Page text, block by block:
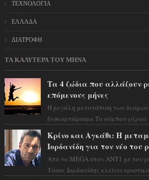
ΤΕΧΝΟΛΟΓΙΑ
ΕΛΛΑΔΑ
ΔΙΑΤΡΟΦΗ
ΤΑ ΚΑΛΥΤΕΡΑ ΤΟΥ ΜΗΝΑ
Τα 4 ζώδια που αλλάζουν
επόμενους μήνες
Η μεγάλη μετατόπιση των δεσμών
ξεσκαρτάρισμα Το σύμπαν ρίχνει
Κρίνο και Αγκάθι: Η
Ιορδανίδη για τον νέο του
Από το MEGA στον ΑΝΤ1 με τον
Τάσος Ιορδανίδης κλείνει